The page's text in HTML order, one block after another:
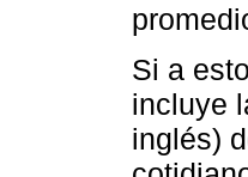
Si a
incluye
inglés)